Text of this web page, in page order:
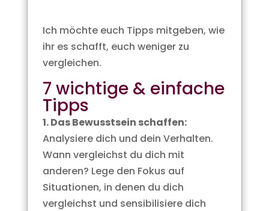
Ich möchte euch Tipps mitgeben, wie
ihr es schafft, euch weniger zu
vergleichen.
7 wichtige & einfache
Tipps
1. Das Bewusstsein schaffen:
Analysiere dich und dein Verhalten.
Wann vergleichst du dich mit
anderen? Lege den Fokus auf
Situationen, in denen du dich
vergleichst und sensibilisiere dich